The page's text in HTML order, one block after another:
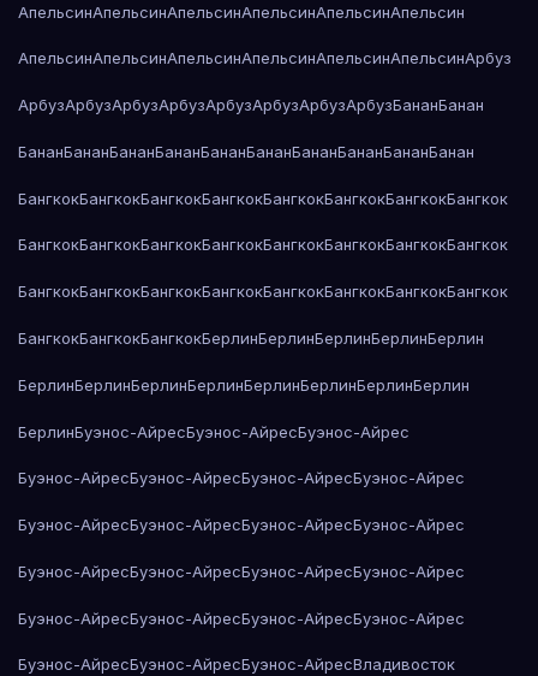
АпельсинАпельсинАпельсинАпельсинАпельсинАпельсин
АпельсинАпельсинАпельсинАпельсинАпельсинАпельсинАрбуз
АрбузАрбузАрбузАрбузАрбузАрбузАрбузАрбузБананБанан
БананБананБананБананБананБананБананБананБананБанан
БангкокБангкокБангкокБангкокБангкокБангкокБангкокБангкок
БангкокБангкокБангкокБангкокБангкокБангкокБангкокБангкок
БангкокБангкокБангкокБангкокБангкокБангкокБангкокБангкок
БангкокБангкокБангкокБерлинБерлинБерлинБерлинБерлин
БерлинБерлинБерлинБерлинБерлинБерлинБерлинБерлин
БерлинБуэнос-АйресБуэнос-АйресБуэнос-Айрес
Буэнос-АйресБуэнос-АйресБуэнос-АйресБуэнос-Айрес
Буэнос-АйресБуэнос-АйресБуэнос-АйресБуэнос-Айрес
Буэнос-АйресБуэнос-АйресБуэнос-АйресБуэнос-Айрес
Буэнос-АйресБуэнос-АйресБуэнос-АйресБуэнос-Айрес
Буэнос-АйресБуэнос-АйресБуэнос-АйресВладивосток